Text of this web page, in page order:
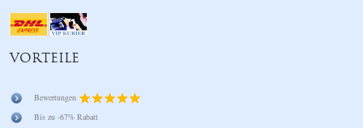
VORTEILE
Bewertungen
Bis zu -67% Rabatt